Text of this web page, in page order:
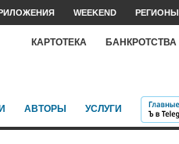
WEEKEND РЕГИОНЫ
КАРТОТЕКА БАНКРОТСТВА
АВТОРЫ УСЛУГИ